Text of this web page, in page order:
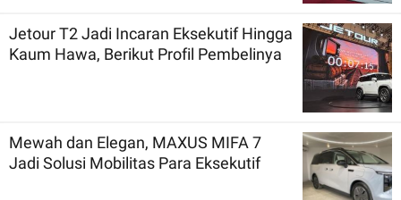
Jetour T2 Jadi Incaran Eksekutif Hingga
Kaum Hawa, Berikut Profil Pembelinya
Mewah dan Elegan, MAXUS MIFA 7
Jadi Solusi Mobilitas Para Eksekutif